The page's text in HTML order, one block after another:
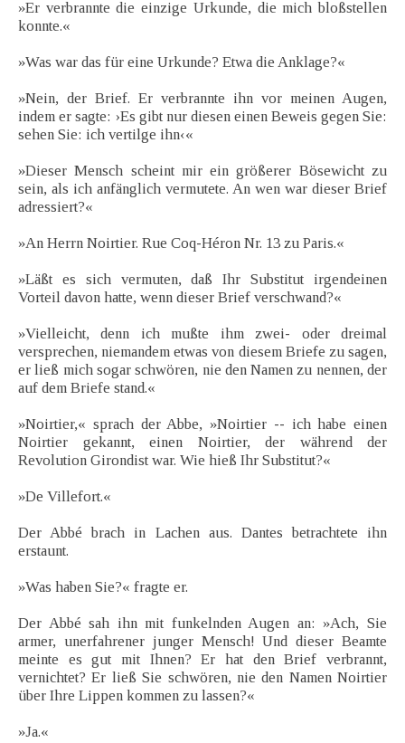
»Er verbrannte die einzige Urkunde, die mich bloßstellen
konnte.«
»Was war das für eine Urkunde? Etwa die Anklage?«
»Nein, der Brief. Er verbrannte ihn vor meinen Augen,
indem er sagte: ›Es gibt nur diesen einen Beweis gegen Sie:
sehen Sie: ich vertilge ihn‹«
»Dieser Mensch scheint mir ein größerer Bösewicht zu
sein, als ich anfänglich vermutete. An wen war dieser Brief
adressiert?«
»An Herrn Noirtier. Rue Coq-Héron Nr. 13 zu Paris.«
»Läßt es sich vermuten, daß Ihr Substitut irgendeinen
Vorteil davon hatte, wenn dieser Brief verschwand?«
»Vielleicht, denn ich mußte ihm zwei- oder dreimal
versprechen, niemandem etwas von diesem Briefe zu sagen,
er ließ mich sogar schwören, nie den Namen zu nennen, der
auf dem Briefe stand.«
»Noirtier,« sprach der Abbe, »Noirtier -- ich habe einen
Noirtier gekannt, einen Noirtier, der während der
Revolution Girondist war. Wie hieß Ihr Substitut?«
»De Villefort.«
Der Abbé brach in Lachen aus. Dantes betrachtete ihn
erstaunt.
»Was haben Sie?« fragte er.
Der Abbé sah ihn mit funkelnden Augen an: »Ach, Sie
armer, unerfahrener junger Mensch! Und dieser Beamte
meinte es gut mit Ihnen? Er hat den Brief verbrannt,
vernichtet? Er ließ Sie schwören, nie den Namen Noirtier
über Ihre Lippen kommen zu lassen?«
»Ja.«